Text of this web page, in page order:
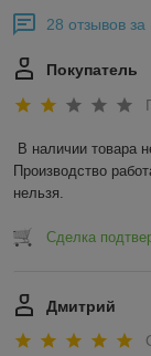
28 отзывов
Покупатель
В наличии товара
Производство
нельзя.
Сделка
Дмитрий